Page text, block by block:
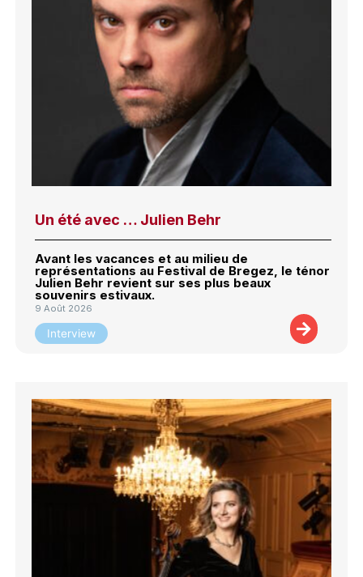
Un été avec … Julien Behr
Avant les vacances et au milieu de
représentations au Festival de Bregez, le ténor
Julien Behr revient sur ses plus beaux
souvenirs estivaux.
9 Août 2026
Interview